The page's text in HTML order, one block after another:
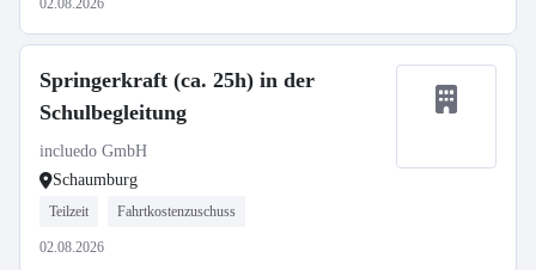
02.08.2026
Springerkraft (ca. 25h) in der
Schulbegleitung
incluedo GmbH
Schaumburg
Teilzeit Fahrtkostenzuschuss
02.08.2026